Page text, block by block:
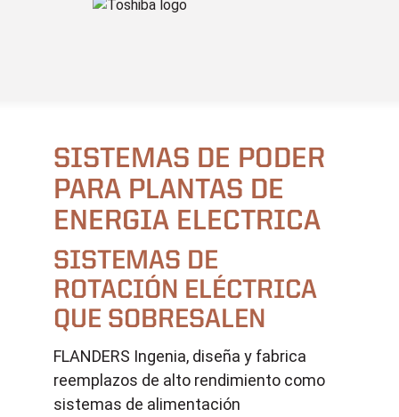
SISTEMAS DE PODER
PARA PLANTAS DE
ENERGIA ELECTRICA
SISTEMAS DE
ROTACIÓN ELÉCTRICA
QUE SOBRESALEN
FLANDERS Ingenia, diseña y fabrica
reemplazos de alto rendimiento como
sistemas de alimentación